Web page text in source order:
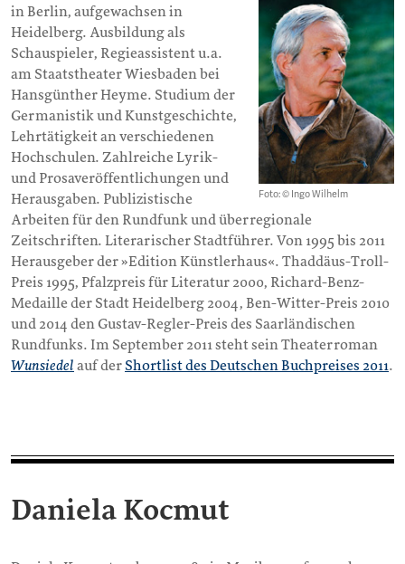
Foto: © Ingo Wilhelm
in Berlin, aufgewachsen in
Heidelberg. Ausbildung als
Schauspieler, Regieassistent u.a.
am Staatstheater Wiesbaden bei
Hansgünther Heyme. Studium der
Germanistik und Kunstgeschichte,
Lehrtätigkeit an verschiedenen
Hochschulen. Zahlreiche Lyrik-
und Prosaveröffentlichungen und
Herausgaben. Publizistische
Arbeiten für den Rundfunk und überregionale
Zeitschriften. Literarischer Stadtführer. Von 1995 bis 2011
Herausgeber der »Edition Künstlerhaus«. Thaddäus-Troll-
Preis 1995, Pfalzpreis für Literatur 2000, Richard-Benz-
Medaille der Stadt Heidelberg 2004, Ben-Witter-Preis 2010
und 2014 den Gustav-Regler-Preis des Saarländischen
Rundfunks. Im September 2011 steht sein Theaterroman
Wunsiedel auf derShortlist des Deutschen Buchpreises 2011.
Daniela Kocmut